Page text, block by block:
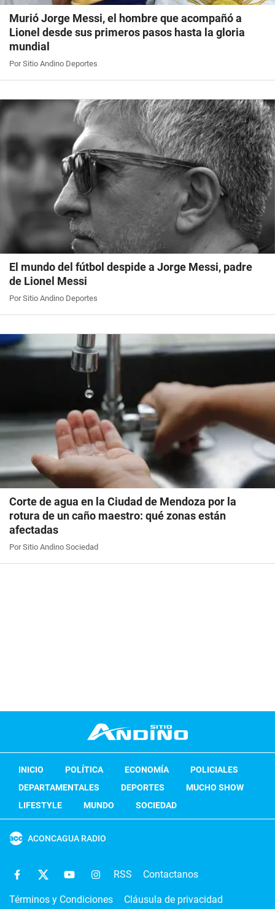
Murió Jorge Messi, el hombre que acompañó a
Lionel desde sus primeros pasos hasta la gloria
mundial
Por Sitio Andino Deportes
El mundo del fútbol despide a Jorge Messi, padre
de Lionel Messi
Por Sitio Andino Deportes
Corte de agua en la Ciudad de Mendoza por la
rotura de un caño maestro: qué zonas están
afectadas
Por Sitio Andino Sociedad
INICIO POLÍTICA ECONOMÍA
POLICIALES
DEPARTAMENTALES
DEPORTES
MUCHO SHOW
LIFESTYLE
MUNDO SOCIEDAD
ACONCAGUA RADIO
RSS Contactanos
Términos y Condiciones Cláusula de privacidad